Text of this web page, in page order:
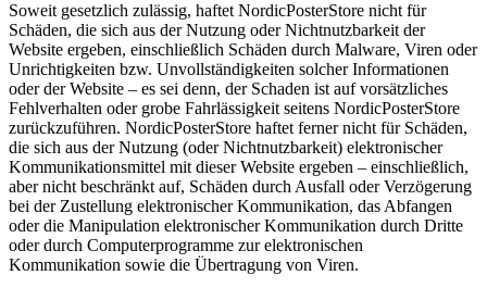
Soweit gesetzlich zulässig, haftet NordicPosterStore nicht für
Schäden, die sich aus der Nutzung oder Nichtnutzbarkeit der
Website ergeben, einschließlich Schäden durch Malware, Viren oder
Unrichtigkeiten bzw. Unvollständigkeiten solcher Informationen
oder der Website – es sei denn, der Schaden ist auf vorsätzliches
Fehlverhalten oder grobe Fahrlässigkeit seitens NordicPosterStore
zurückzuführen. NordicPosterStore haftet ferner nicht für Schäden,
die sich aus der Nutzung (oder Nichtnutzbarkeit) elektronischer
Kommunikationsmittel mit dieser Website ergeben – einschließlich,
aber nicht beschränkt auf, Schäden durch Ausfall oder Verzögerung
bei der Zustellung elektronischer Kommunikation, das Abfangen
oder die Manipulation elektronischer Kommunikation durch Dritte
oder durch Computerprogramme zur elektronischen
Kommunikation sowie die Übertragung von Viren.